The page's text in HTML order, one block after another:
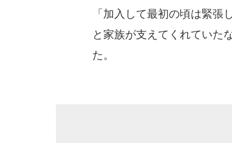
「加入して最初の頃は緊
と家族が支えてくれていた
た。